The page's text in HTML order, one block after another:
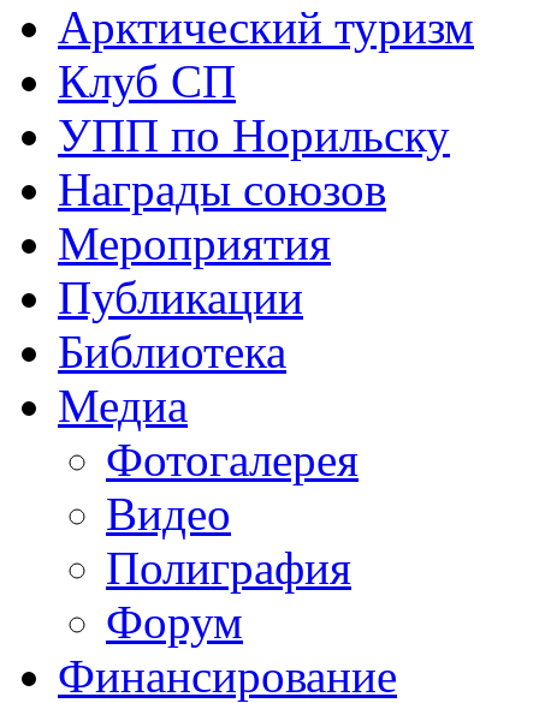
Арктический туризм
Клуб СП
УПП по Норильску
Награды союзов
Мероприятия
Публикации
Библиотека
Медиа
Фотогалерея
Видео
Полиграфия
Форум
Финансирование